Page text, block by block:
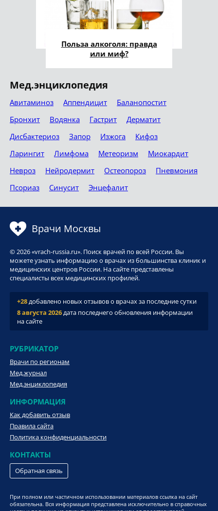
Польза алкоголя: правда
или миф?
Мед.энциклопедия
Авитаминоз Аппендицит
Баланопостит
Бронхит
Водянка Гастрит
Дерматит
Дисбактериоз
Запор Изжога
Кифоз
Ларингит
Лимфома Метеоризм
Миокардит
Невроз
Нейродермит Остеопороз
Пневмония
Псориаз
Синусит Энцефалит
Врачи Москвы
© 2026 «vrach-russia.ru». Поиск врачей по всей России. Вы
можете узнать информацию о врачах из большинства клиник и
медицинских центров России. На сайте представлены
специалисты всех медицинских профилей.
+28добавлено новых отзывов о врачах за последние сутки
8 августа 2026дата последнего обновления информации
на сайте
РУБРИКАТОР
Врачи по регионам
Мед.журнал
Мед.энциклопедия
ИНФОРМАЦИЯ
Как добавить отзыв
Правила сайта
Политика конфиденциальности
КОНТАКТЫ
Обратная связь
При полном или частичном использовании материалов ссылка на сайт
обязательна. Вся информация представлена исключительно в справочных